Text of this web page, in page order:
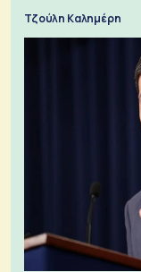
Τζούλη Καλημέρη